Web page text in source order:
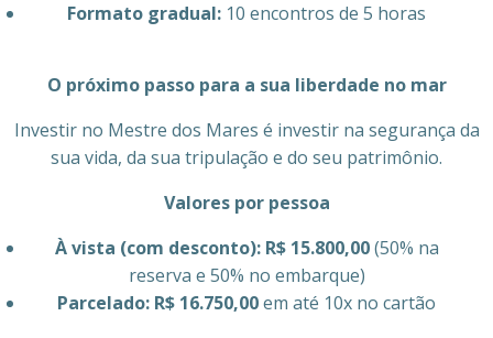
Formato gradual: 10 encontros de 5 horas
O próximo passo para a sua liberdade no mar
Investir no Mestre dos Mares é investir na segurança da
sua vida, da sua tripulação e do seu patrimônio.
Valores por pessoa
À vista (com desconto): R$ 15.800,00(50% na
reserva e 50% no embarque)
Parcelado: R$ 16.750,00em até 10x no cartão